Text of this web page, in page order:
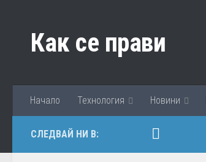
Как се прави
Начало Технология Новини
СЛЕДВАЙ НИ В: